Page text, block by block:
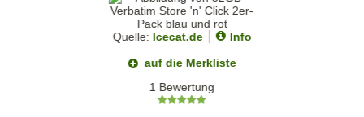
Quelle: Icecat.de
Info
auf die Merkliste
1 Bewertung